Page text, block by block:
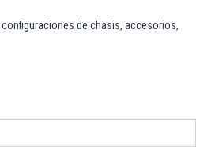
de chasis, accesorios,